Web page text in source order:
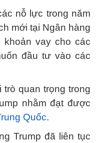
nỗ lực trong năm
mới tại Ngân hàng
vay cho các
đầu tư vào các
quan trọng trong
nhằm đạt được
Quốc.
Trump đã liên tục